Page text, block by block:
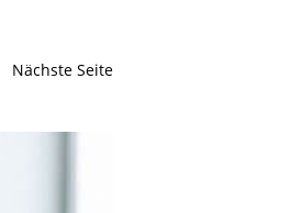
Nächste Seite